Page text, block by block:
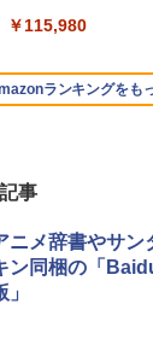
5BUWS
￥115,980
ランキングをも
事
ニメ辞書やサン
ン同梱の「
」